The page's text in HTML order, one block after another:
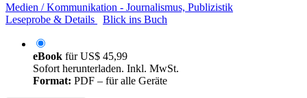
Medien / Kommunikation - Journalismus, Publizistik
Leseprobe & Details
Blick ins Buch
eBook fürUS$ 45,99
Sofort herunterladen. Inkl. MwSt.
Format: PDF – für alle Geräte